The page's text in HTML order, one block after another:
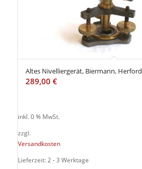
Altes Nivelliergerät, Biermann, Herford
289,00 €
inkl. 0 % MwSt.
zzgl.
Versandkosten
Lieferzeit: 2 - 3 Werktage